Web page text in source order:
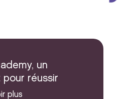
un
pour réussir
plus